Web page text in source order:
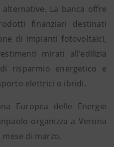
La banca offre
finanziari destinati
di impianti fotovoltaici,
mirati all’edilizia
risparmio energetico e
elettrici o ibridi.
Europea delle Energie
organizza a Verona
di marzo.